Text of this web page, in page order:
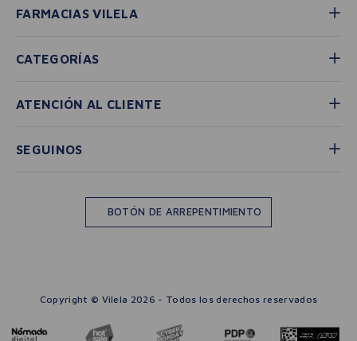
FARMACIAS VILELA
CATEGORÍAS
ATENCIÓN AL CLIENTE
SEGUINOS
BOTÓN DE ARREPENTIMIENTO
Copyright © Vilela 2026 - Todos los derechos reservados